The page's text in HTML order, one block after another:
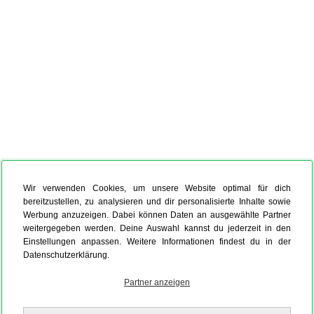
Wir verwenden Cookies, um unsere Website optimal für dich
bereitzustellen, zu analysieren und dir personalisierte Inhalte sowie
Werbung anzuzeigen. Dabei können Daten an ausgewählte Partner
weitergegeben werden. Deine Auswahl kannst du jederzeit in den
Einstellungen anpassen. Weitere Informationen findest du in der
Datenschutzerklärung.
Partner anzeigen